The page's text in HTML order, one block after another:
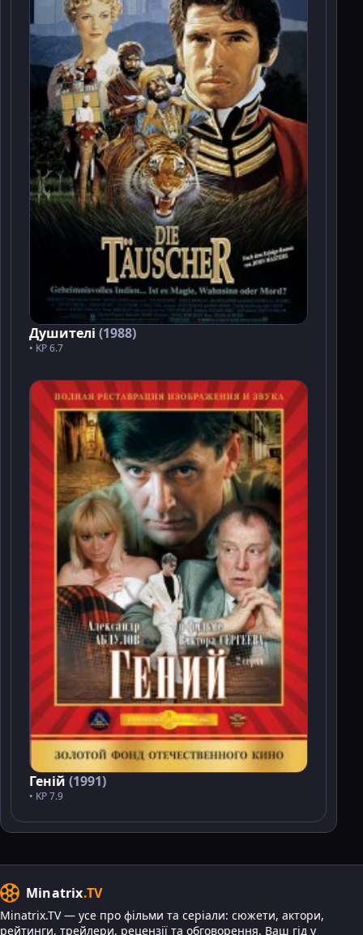
Душителі (1988)
• KP 6.7
Геній (1991)
• KP 7.9
Minatrix.TV
Minatrix.TV — усе про фільми та серіали: сюжети, актори,
рейтинги, трейлери, рецензії та обговорення. Ваш гід у